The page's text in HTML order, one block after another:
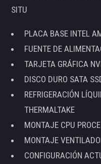
SITU
PLACA BASE INTEL
FUENTE DE
TARJETA GRÁFICA
DISCO DURO SATA
REFRIGERACIÓN
THERMALTAKE
MONTAJE CPU
MONTAJE
CONFIGURACIÓN